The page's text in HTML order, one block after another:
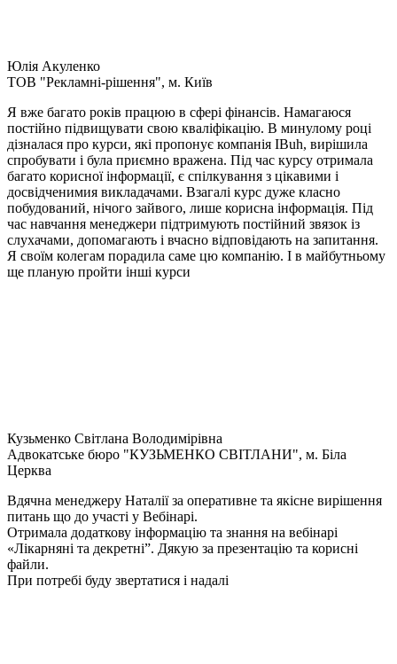
Юлія Акуленко
TOB "Рекламні-рішення", м. Київ
Я вже багато років працюю в сфері фінансів. Намагаюся
постійно підвищувати свою кваліфікацію. В минулому році
дізналася про курси, які пропонує компанія IBuh, вирішила
спробувати і була приємно вражена. Під час курсу отримала
багато корисної інформації, є спілкування з цікавими і
досвідченимия викладачами. Взагалі курс дуже класно
побудований, нічого зайвого, лише корисна інформація. Під
час навчання менеджери підтримують постійний звязок із
слухачами, допомагають і вчасно відповідають на запитання.
Я своїм колегам порадила саме цю компанію. І в майбутньому
ще планую пройти інші курси
Кузьменко Світлана Володимірівна
Адвокатське бюро "КУЗЬМЕНКО СВІТЛАНИ", м. Біла
Церква
Вдячна менеджеру Наталії за оперативне та якісне вирішення
питань що до участі у Вебінарі.
Отримала додаткову інформацію та знання на вебінарі
«Лікарняні та декретні”. Дякую за презентацію та корисні
файли.
При потребі буду звертатися і надалі